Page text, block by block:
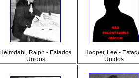
Heimdahl, Ralph - Estados
Unidos
Hooper, Lee -
Unidos